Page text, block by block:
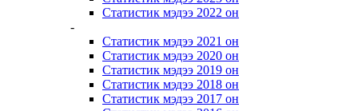
Статистик мэдээ 2022 он
-
Статистик мэдээ 2021 он
Статистик мэдээ 2020 он
Статистик мэдээ 2019 он
Статистик мэдээ 2018 он
Статистик мэдээ 2017 он